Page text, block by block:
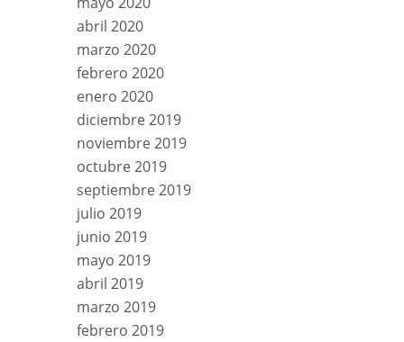
abril 2020
marzo 2020
febrero 2020
enero 2020
diciembre 2019
noviembre 2019
octubre 2019
septiembre 2019
julio 2019
junio 2019
mayo 2019
abril 2019
marzo 2019
febrero 2019